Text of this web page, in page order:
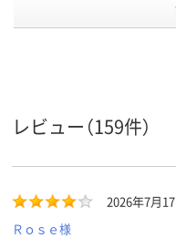
室内・トイレ・ペ
用
レビュー（159件）
2026年7月
Ｒｏｓｅ様